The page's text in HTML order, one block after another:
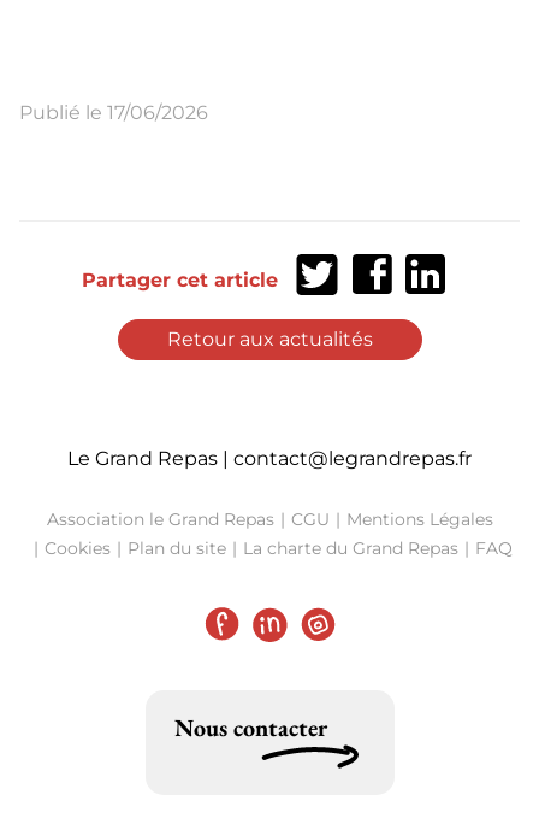
Publié le 17/06/2026
Partager cet article
Partager
sur
Partager
sur
Partager
sur
Retour aux actualités
Le Grand Repas | contact@legrandrepas.fr
Association le Grand Repas CGU
Mentions Légales
Cookies
Plan du site La charte du Grand Repas FAQ
FacebookLinkedInInstagram
Nous contacter